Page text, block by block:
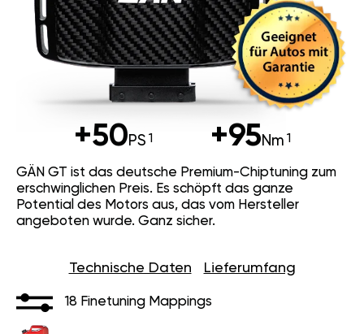
+50PS +95Nm
GÄN GT ist das deutsche Premium-Chiptuning zum
erschwinglichen Preis. Es schöpft das ganze
Potential des Motors aus, das vom Hersteller
angeboten wurde. Ganz sicher.
Technische Daten Lieferumfang
18 Finetuning Mappings